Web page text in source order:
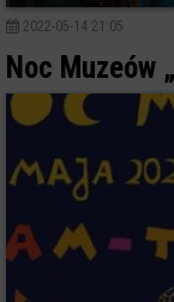
2022-05-14 21:05
Noc Muzeów